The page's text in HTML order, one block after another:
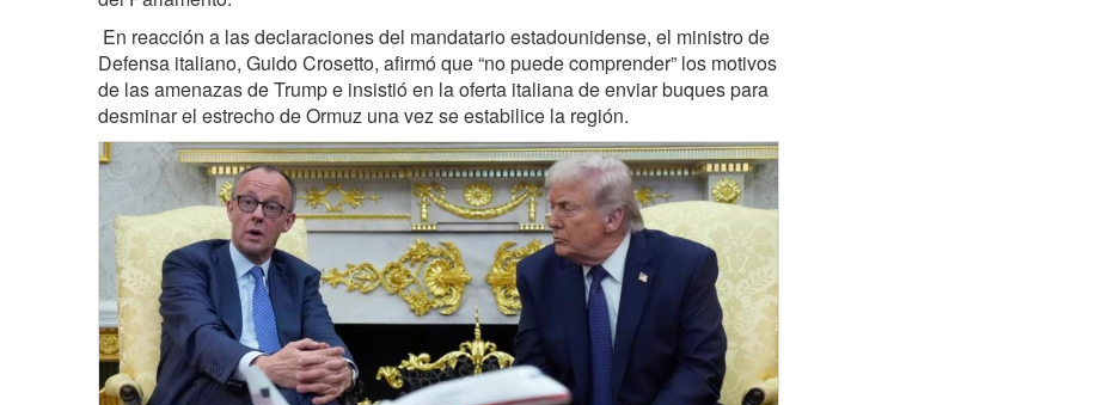
En reacción a las declaraciones del mandatario estadounidense, el ministro de
Defensa italiano, Guido Crosetto, afirmó que “no puede comprender” los motivos
de las amenazas de Trump e insistió en la oferta italiana de enviar buques para
desminar el estrecho de Ormuz una vez se estabilice la región.